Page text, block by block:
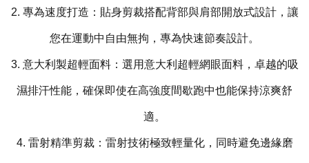
2. 專為速度打造：貼身剪裁搭配背部與肩部開放式設計，讓
您在運動中自由無拘，專為快速節奏設計。
3. 意大利製超輕面料：選用意大利超輕網眼面料，卓越的吸
濕排汗性能，確保即使在高強度間歇跑中也能保持涼爽舒
適。
4. 雷射精準剪裁：雷射技術極致輕量化，同時避免邊緣磨